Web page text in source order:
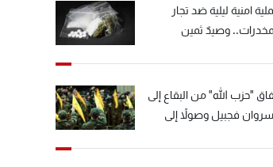
امنية ليلية ضد تجار
وصيدٌ ثمين
"حزب الله" من البقاع إلى
فجبيل وصولاً إلى